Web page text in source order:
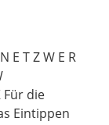
E T Z W E R
Für die
Eintippen